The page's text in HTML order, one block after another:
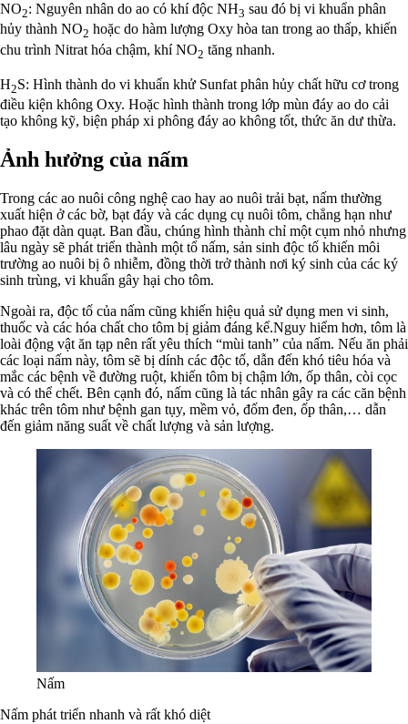
NO2: Nguyên nhân do ao có khí độc NH3 sau đó bị vi khuẩn phân
hủy thành NO2 hoặc do hàm lượng Oxy hòa tan trong ao thấp, khiến
chu trình Nitrat hóa chậm, khí NO2 tăng nhanh.
H2S: Hình thành do vi khuẩn khử Sunfat phân hủy chất hữu cơ trong
điều kiện không Oxy. Hoặc hình thành trong lớp mùn đáy ao do cải
tạo không kỹ, biện pháp xi phông đáy ao không tốt, thức ăn dư thừa.
Ảnh hưởng của nấm
Trong các ao nuôi công nghệ cao hay ao nuôi trải bạt, nấm thường
xuất hiện ở các bờ, bạt đáy và các dụng cụ nuôi tôm, chẳng hạn như
phao đặt dàn quạt. Ban đầu, chúng hình thành chỉ một cụm nhỏ nhưng
lâu ngày sẽ phát triển thành một tổ nấm, sản sinh độc tố khiến môi
trường ao nuôi bị ô nhiễm, đồng thời trở thành nơi ký sinh của các ký
sinh trùng, vi khuẩn gây hại cho tôm.
Ngoài ra, độc tố của nấm cũng khiến hiệu quả sử dụng men vi sinh,
thuốc và các hóa chất cho tôm bị giảm đáng kể.Nguy hiểm hơn, tôm là
loài động vật ăn tạp nên rất yêu thích “mùi tanh” của nấm. Nếu ăn phải
các loại nấm này, tôm sẽ bị dính các độc tố, dẫn đến khó tiêu hóa và
mắc các bệnh về đường ruột, khiến tôm bị chậm lớn, ốp thân, còi cọc
và có thể chết. Bên cạnh đó, nấm cũng là tác nhân gây ra các căn bệnh
khác trên tôm như bệnh gan tụy, mềm vỏ, đốm đen, ốp thân,… dẫn
đến giảm năng suất về chất lượng và sản lượng.
Nấm
Nấm phát triển nhanh và rất khó diệt